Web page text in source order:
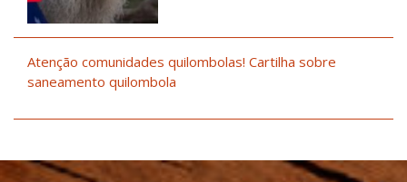
Atenção comunidades quilombolas! Cartilha sobre
saneamento quilombola